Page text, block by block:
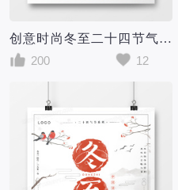
创意时尚冬至二十四节气海报设计
200
12